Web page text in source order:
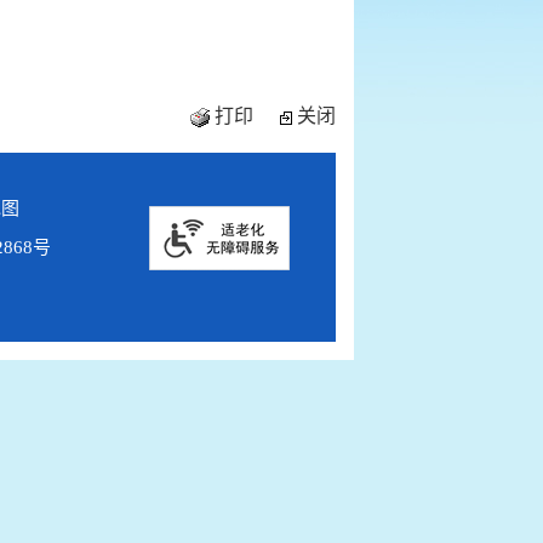
打印 关闭
号